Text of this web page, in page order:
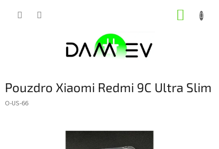
Pouzdro Xiaomi Redmi 9C Ultra Slim
O-US-66